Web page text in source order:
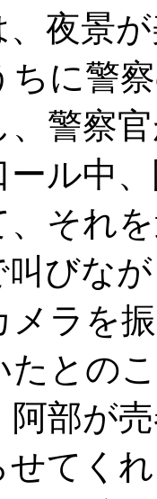
、夜景
ちに警
、警察
ール中
、それ
叫びな
メラを
たとの
阿部が
せてく